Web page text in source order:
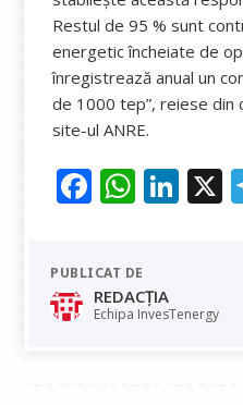
Restul de 95 % sunt
energetic încheiate de
înregistrează anual un
de 1000 tep”, reiese din
site-ul ANRE.
F
e
b
o
W
at
s
A
Li
dI
X
PUBLICAT DE
REDACȚIA
Echipa InvesTenergy